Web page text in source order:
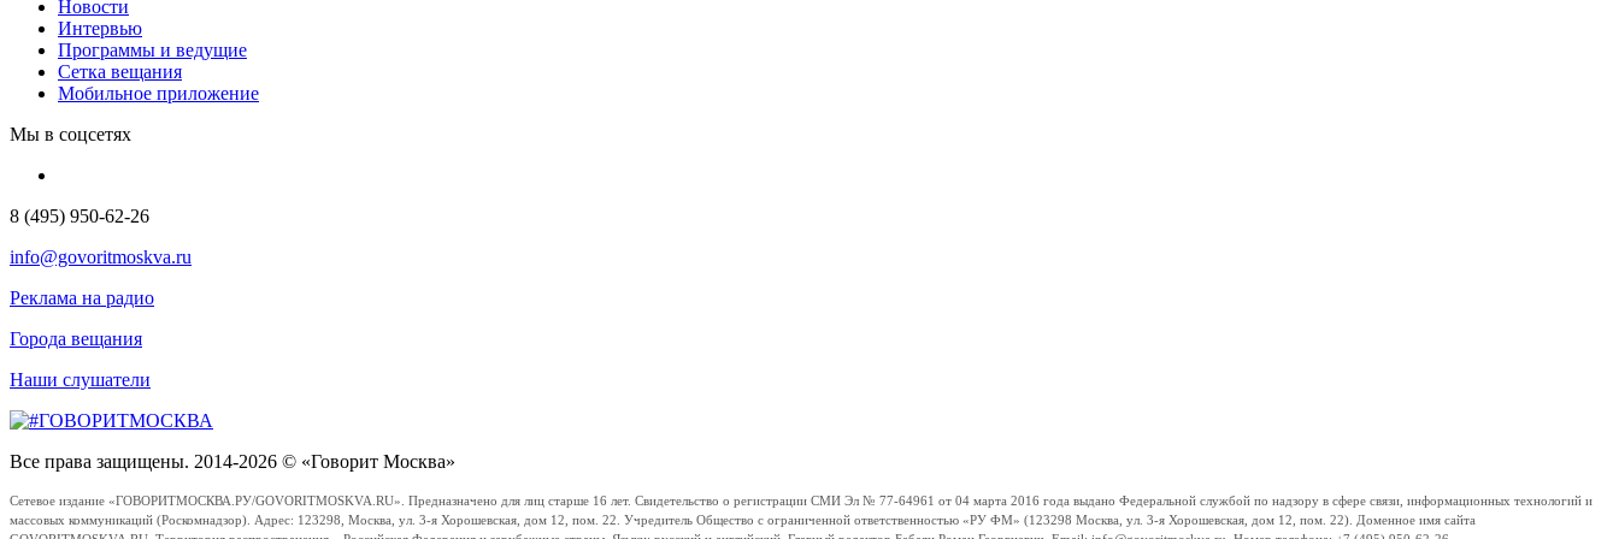
Новости
Интервью
Программы и ведущие
Сетка вещания
Мобильное приложение
Мы в соцсетях
8 (495) 950-62-26
info@govoritmoskva.ru
Реклама на радио
Города вещания
Наши слушатели
Все права защищены. 2014-2026 © «Говорит Москва»
Сетевое издание «ГОВОРИТМОСКВА.РУ/GOVORITMOSKVA.RU». Предназначено для лиц старше 16 лет. Свидетельство о регистрации СМИ Эл № 77-64961 от 04 марта 2016 года выдано Федеральной службой по надзору в сфере связи, информационных технологий и
массовых коммуникаций (Роскомнадзор). Адрес: 123298, Москва, ул. 3-я Хорошевская, дом 12, пом. 22. Учредитель Общество с ограниченной ответственностью «РУ ФМ» (123298 Москва, ул. 3-я Хорошевская, дом 12, пом. 22). Доменное имя сайта